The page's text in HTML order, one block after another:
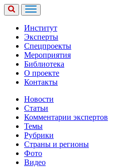
Институт
Эксперты
Спецпроекты
Мероприятия
Библиотека
О проекте
Контакты
Новости
Статьи
Комментарии экспертов
Темы
Рубрики
Страны и регионы
Фото
Видео